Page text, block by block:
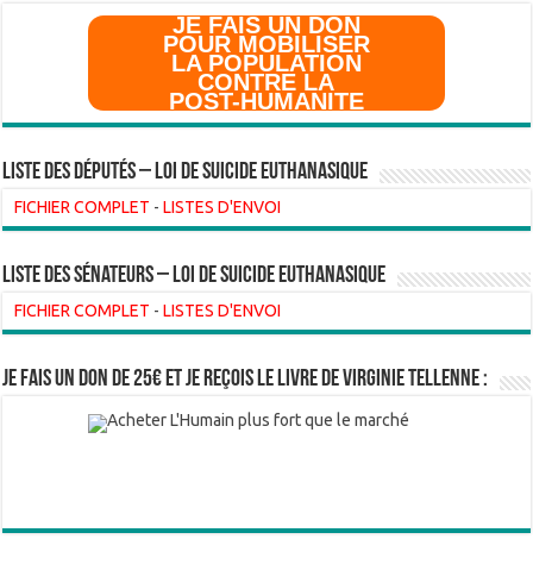
JE FAIS UN DON
POUR MOBILISER
LA POPULATION
CONTRE LA
POST-HUMANITE
Liste des Députés – Loi de suicide euthanasique
FICHIER COMPLET -LISTES D'ENVOI
liste des sénateurs – loi de suicide euthanasique
FICHIER COMPLET -LISTES D'ENVOI
Je fais un don de 25€ et je reçois le livre de Virginie Tellenne :